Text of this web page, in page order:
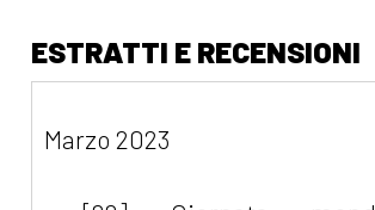
ESTRATTI E RECENSIONI
Marzo 2023